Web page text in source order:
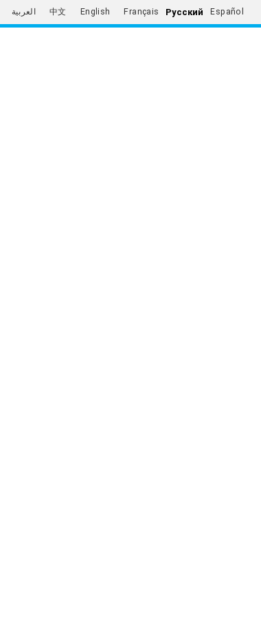
العربية 中文 English Français Русский Español